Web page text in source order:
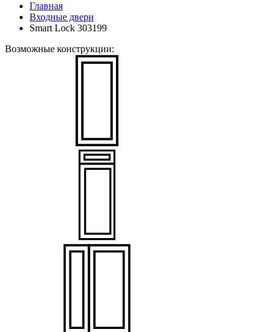
Главная
Входные двери
Smart Lock 303199
Возможные конструкции: